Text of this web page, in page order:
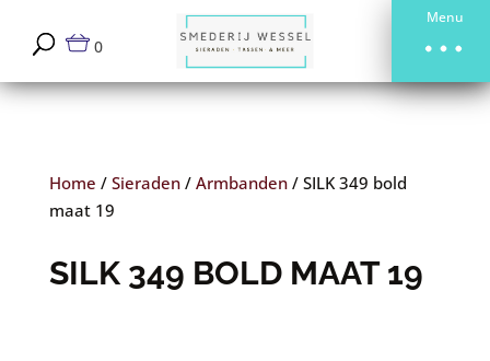
Menu
0
Home / Sieraden/ Armbanden/ SILK 349 bold
maat 19
SILK 349 BOLD MAAT 19